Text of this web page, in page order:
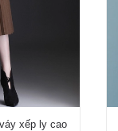
xếp ly cao